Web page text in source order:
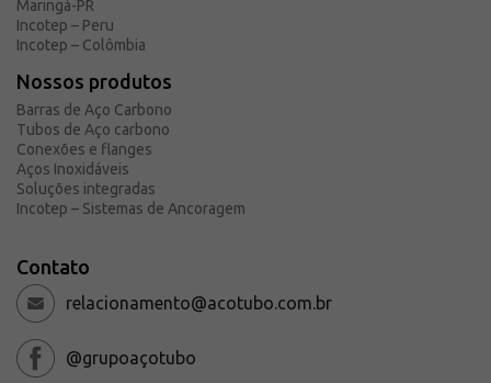
Maringá-PR
Incotep – Peru
Incotep – Colômbia
Nossos produtos
Barras de Aço Carbono
Tubos de Aço carbono
Conexões e flanges
Aços Inoxidáveis
Soluções integradas
Incotep – Sistemas de Ancoragem
Contato
relacionamento@acotubo.com.br
@grupoaçotubo